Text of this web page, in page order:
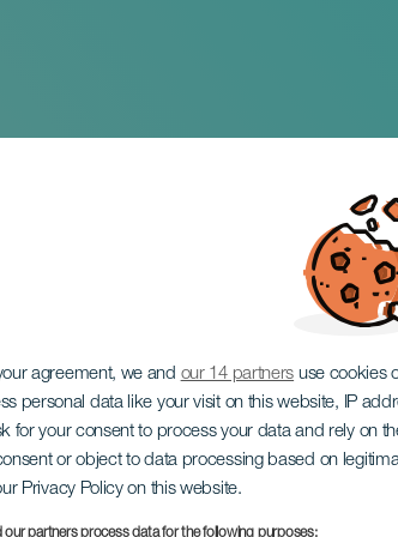
agreement, we and our 14 partners use cookies
personal data like your visit on this website, IP
for your consent to process your data and rely on
or object to data processing based on
Privacy Policy on this website.
our partners process data for the following purposes:
di